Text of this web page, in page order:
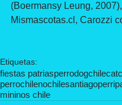
(Boermansy Leung, 2007),
Mismascotas.cl, Carozzi
Etiquetas:
fiestas patriasperrodogchile
perrochilenochilesantiago
mininos chile